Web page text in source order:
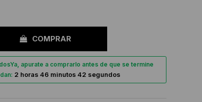
COMPRAR
apurate a comprarlo antes de que se termine
2 horas 46 minutos 41 segundos